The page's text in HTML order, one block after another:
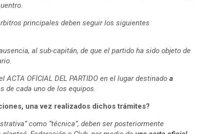
principales deben seguir los siguientes
al sub-capitán, de que el partido ha sido objeto de
OFICIAL DEL PARTIDO en el lugar destinado a
de cada uno de los equipos.
una vez realizados dichos trámites?
como “técnica”, deben ser posteriormente